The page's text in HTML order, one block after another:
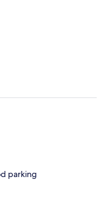
parking